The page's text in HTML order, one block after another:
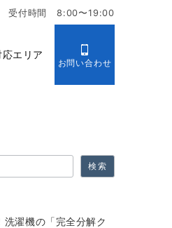
受付時間 8:00〜19:00
応エリア
お問い合わせ
検索
濯機の「完全分解ク